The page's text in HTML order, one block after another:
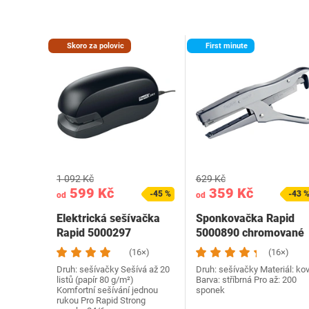
Skoro za polovic
od 599 Kč
1 092 Kč
-45 %
Elektrická sešívačka
Rapid 5000297
(16×)
Druh: sešívačky Sešívá až 20
listů (papír 80 g/m²)
Komfortní sešívání jednou
rukou Pro Rapid Strong
First minute
od359 Kč
629 Kč
-43
Sponkovačka Rapid
5000890 chromované
(16×)
Druh: sešívačky Materiál: kov
Barva: stříbrná Pro až: 200
sponek